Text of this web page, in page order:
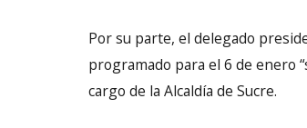
Por su parte, el delegado
programado para el 6 de enero
cargo de la Alcaldía de Sucre.